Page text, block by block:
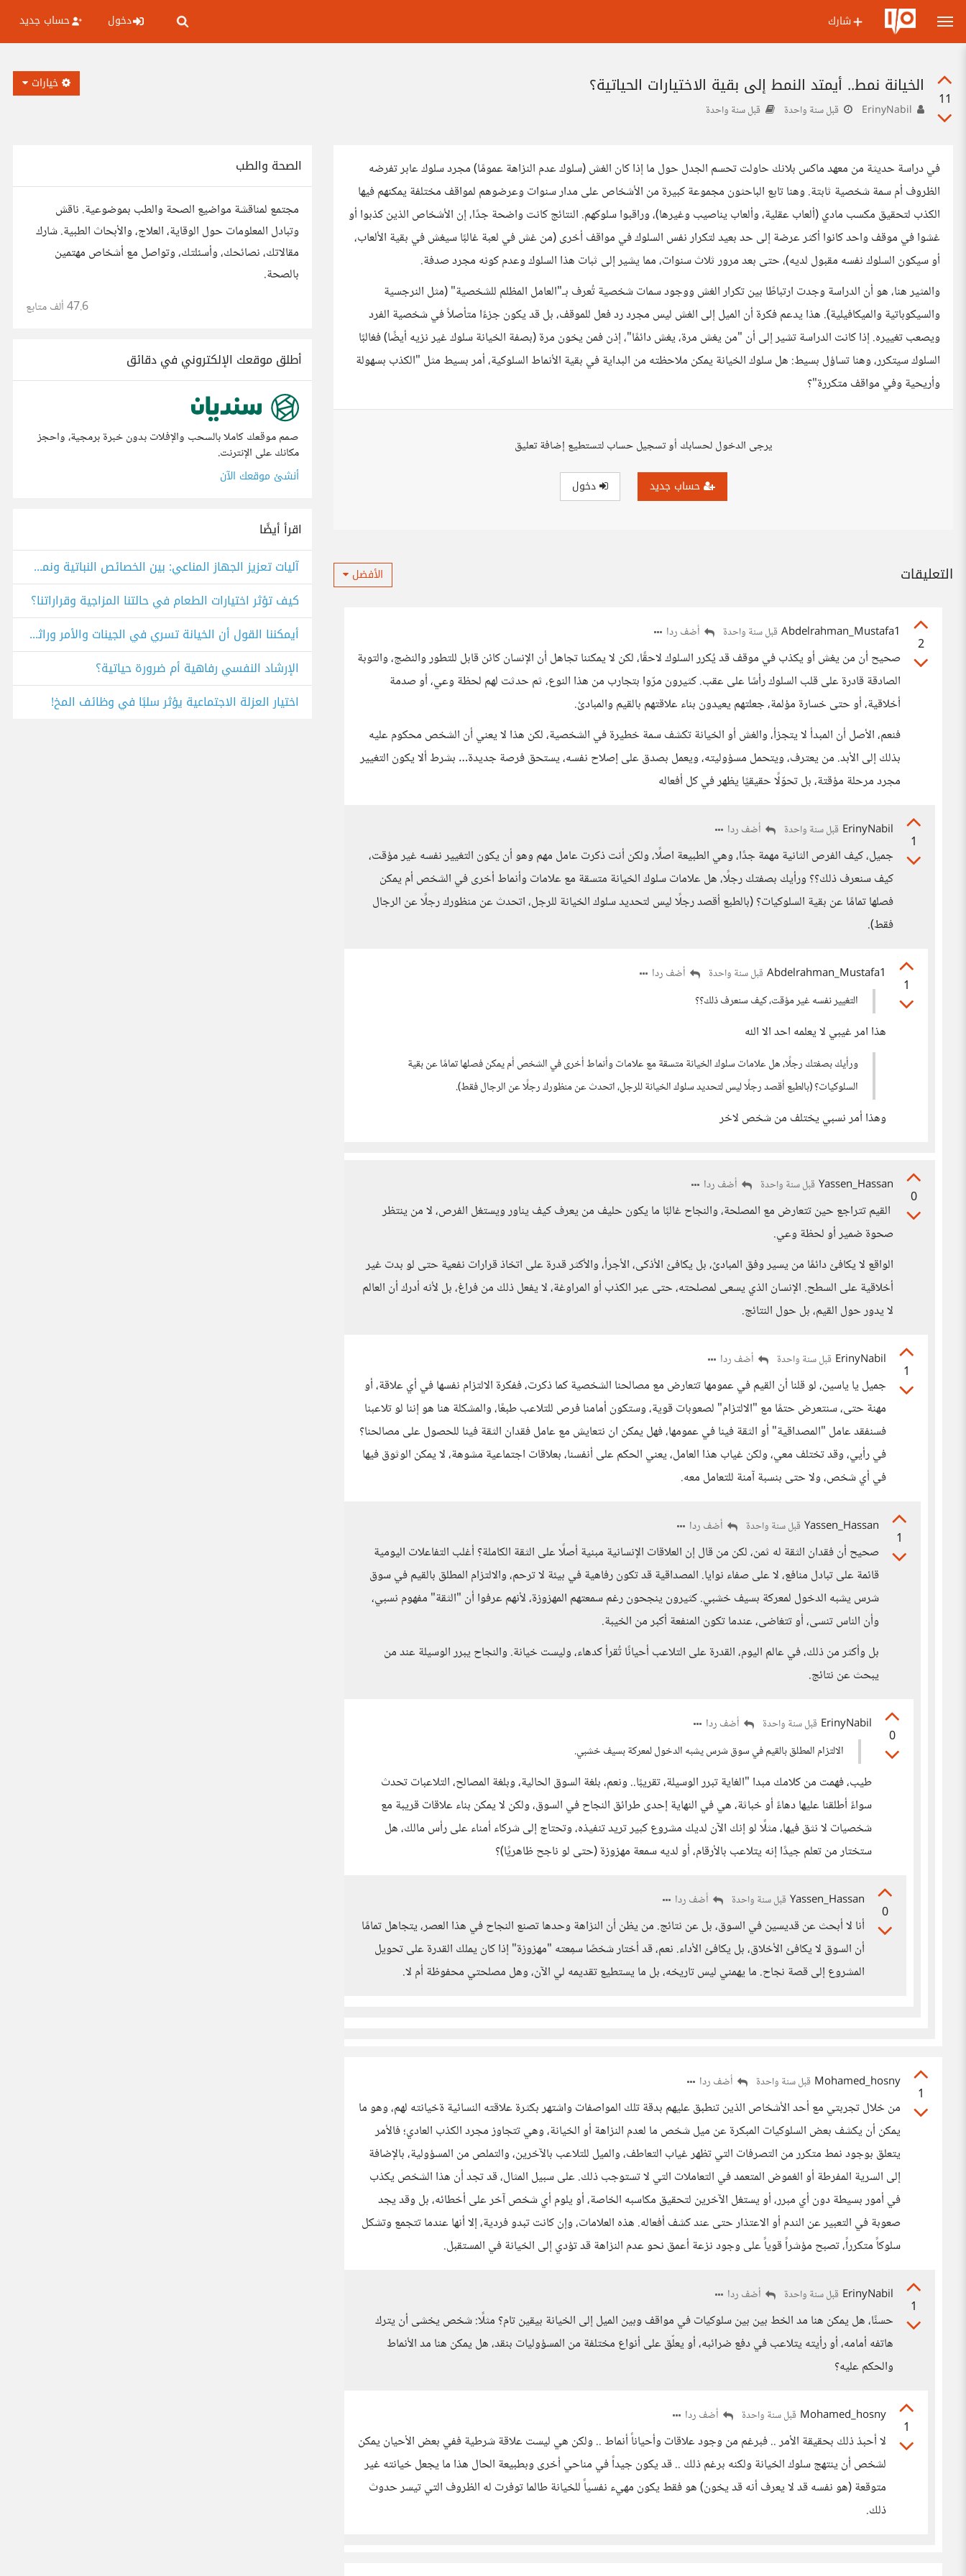
شارك دخول حساب جديد
11
الخيانة نمط.. أيمتد النمط إلى بقية الاختيارات الحياتية؟
قبل سنة واحدة قبل سنة واحدة
خيارات
في دراسة حديثة من معهد ماكس بلانك حاولت تحسم الجدل حول ما إذا كان الغش (سلوك عدم النزاهة عمومًا) مجرد سلوك عابر تفرضه
الظروف أم سمة شخصية ثابتة. وهنا تابع الباحثون مجموعة كبيرة من الأشخاص على مدار سنوات وعرضوهم لمواقف مختلفة يمكنهم فيها
الكذب لتحقيق مكسب مادي (ألعاب عقلية، وألعاب يناصيب وغيرها)، وراقبوا سلوكهم. النتائج كانت واضحة جدًا، إن الأشخاص الذين كذبوا أو
غشوا في موقف واحد كانوا أكثر عرضة إلى حد بعيد لتكرار نفس السلوك في مواقف أخرى (من غش في لعبة غالبًا سيغش في بقية الألعاب،
أو سيكون السلوك نفسه مقبول لديه)، حتى بعد مرور ثلاث سنوات، مما يشير إلى ثبات هذا السلوك وعدم كونه مجرد صدفة.
والمثير هنا، هو أن الدراسة وجدت ارتباطًا بين تكرار الغش ووجود سمات شخصية تُعرف بـ"العامل المظلم للشخصية" (مثل النرجسية
والسيكوباتية والميكافيلية). هذا يدعم فكرة أن الميل إلى الغش ليس مجرد رد فعل للموقف، بل قد يكون جزءًا متأصلاً في شخصية الفرد
ويصعب تغييره. إذا كانت الدراسة تشير إلى أن "من يغش مرة، يغش دائمًا"، إذن فمن يخون مرة (بصفة الخيانة سلوك غير نزيه أيضًا) فغالبًا
السلوك سيتكرر، وهنا تساؤل بسيط: هل سلوك الخيانة يمكن ملاحظته من البداية في بقية الأنماط السلوكية، أمر بسيط مثل "الكذب بسهولة
وأريحية وفي مواقف متكررة"؟
يرجى الدخول لحسابك أو تسجيل حساب لتستطيع إضافة تعليق
حساب جديد دخول
التعليقات الأفضل
2
Abdelrahman_Mustafa1 قبل سنة واحدة أضف ردا
صحيح أن من يغش أو يكذب في موقف قد يُكرر السلوك لاحقًا، لكن لا يمكننا تجاهل أن الإنسان كائن قابل للتطور والنضج، والتوبة
الصادقة قادرة على قلب السلوك رأسًا على عقب. كثيرون مرّوا بتجارب من هذا النوع، ثم حدثت لهم لحظة وعي، أو صدمة
أخلاقية، أو حتى خسارة مؤلمة، جعلتهم يعيدون بناء علاقتهم بالقيم والمبادئ.
فنعم، الأصل أن المبدأ لا يتجزأ، والغش أو الخيانة تكشف سمة خطيرة في الشخصية، لكن هذا لا يعني أن الشخص محكوم عليه
بذلك إلى الأبد. من يعترف، ويتحمل مسؤوليته، ويعمل بصدق على إصلاح نفسه، يستحق فرصة جديدة… بشرط ألا يكون التغيير
مجرد مرحلة مؤقتة، بل تحوّلًا حقيقيًا يظهر في كل أفعاله
1
ErinyNabil قبل سنة واحدة أضف ردا
جميل، كيف الفرص الثانية مهمة جدًا، وهي الطبيعة اصلًا، ولكن أنت ذكرت عامل مهم وهو أن يكون التغيير نفسه غير مؤقت،
كيف سنعرف ذلك؟؟ ورأيك بصفتك رجلًا، هل علامات سلوك الخيانة متسقة مع علامات وأنماط أخرى في الشخص أم يمكن
فصلها تمامًا عن بقية السلوكيات؟ (بالطبع أقصد رجلًا ليس لتحديد سلوك الخيانة للرجل، اتحدث عن منظورك رجلًا عن الرجال
فقط).
1
Abdelrahman_Mustafa1 قبل سنة واحدة
أضف ردا
التغيير نفسه غير مؤقت، كيف سنعرف ذلك؟؟
هذا امر غيبي لا يعلمه احد الا الله
ورأيك بصفتك رجلًا، هل علامات سلوك الخيانة متسقة مع علامات وأنماط أخرى في الشخص أم يمكن فصلها تمامًا عن بقية
السلوكيات؟ (بالطبع أقصد رجلًا ليس لتحديد سلوك الخيانة للرجل، اتحدث عن منظورك رجلًا عن الرجال فقط).
وهذا أمر نسبي يختلف من شخص لاخر
0
Yassen_Hassan قبل سنة واحدة أضف ردا
القيم تتراجع حين تتعارض مع المصلحة، والنجاح غالبًا ما يكون حليف من يعرف كيف يناور ويستغل الفرص، لا من ينتظر
صحوة ضمير أو لحظة وعي.
الواقع لا يكافئ دائمًا من يسير وفق المبادئ، بل يكافئ الأذكى، الأجرأ، والأكثر قدرة على اتخاذ قرارات نفعية حتى لو بدت غير
أخلاقية على السطح. الإنسان الذي يسعى لمصلحته، حتى عبر الكذب أو المراوغة، لا يفعل ذلك من فراغ، بل لأنه أدرك أن العالم
لا يدور حول القيم، بل حول النتائج.
1
ErinyNabil قبل سنة واحدة أضف ردا
جميل يا ياسين، لو قلنا أن القيم في عمومها تتعارض مع مصالحنا الشخصية كما ذكرت، ففكرة الالتزام نفسها في أي علاقة، أو
مهنة حتى، سنتعرض حتمًا مع "الالتزام" لصعوبات قوية، وستكون أمامنا فرص للتلاعب طبعًا، والمشكلة هنا هو إننا لو تلاعبنا
فسنفقد عامل "المصداقية" أو الثقة فينا في عمومها، فهل يمكن ان نتعايش مع عامل فقدان الثقة فينا للحصول على مصالحنا؟
في رأيي، وقد تختلف معي، ولكن غياب هذا العامل، يعني الحكم على أنفسنا، بعلاقات اجتماعية مشوهة، لا يمكن الوثوق فيها
في أي شخص، ولا حتى بنسبة آمنة للتعامل معه.
1
Yassen_Hassan قبل سنة واحدة أضف ردا
صحيح أن فقدان الثقة له ثمن، لكن من قال إن العلاقات الإنسانية مبنية أصلًا على الثقة الكاملة؟ أغلب التفاعلات اليومية
قائمة على تبادل منافع، لا على صفاء نوايا. المصداقية قد تكون رفاهية في بيئة لا ترحم، والالتزام المطلق بالقيم في سوق
شرس يشبه الدخول لمعركة بسيف خشبي. كثيرون ينجحون رغم سمعتهم المهزوزة، لأنهم عرفوا أن "الثقة" مفهوم نسبي،
وأن الناس تنسى، أو تتغاضى، عندما تكون المنفعة أكبر من الخيبة.
بل وأكثر من ذلك، في عالم اليوم، القدرة على التلاعب أحيانًا تُقرأ كدهاء، وليست خيانة. والنجاح يبرر الوسيلة عند من
يبحث عن نتائج.
0
ErinyNabil قبل سنة واحدة
أضف ردا
الالتزام المطلق بالقيم في سوق شرس يشبه الدخول لمعركة بسيف خشبي.
طيب، فهمت من كلامك مبدا "الغاية تبرر الوسيلة، تقريبًا.. ونعم، بلغة السوق الحالية، وبلغة المصالح، التلاعبات تحدث
سواءً أطلقنا عليها دهاءً أو خباثة، هي في النهاية إحدى طرائق النجاح في السوق، ولكن لا يمكن بناء علاقات قريبة مع
شخصيات لا نثق فيها، مثلًا لو إنك الآن لديك مشروع كبير تريد تنفيذه، وتحتاج إلى شركاء أمناء على رأس مالك، هل
ستختار من تعلم جيدًا إنه يتلاعب بالأرقام، أو لديه سمعة مهزوزة (حتى لو ناجح ظاهريًا)؟
0
Yassen_Hassan قبل سنة واحدة أضف ردا
أنا لا أبحث عن قديسين في السوق، بل عن نتائج. من يظن أن النزاهة وحدها تصنع النجاح في هذا العصر، يتجاهل تمامًا
أن السوق لا يكافئ الأخلاق، بل يكافئ الأداء. نعم، قد أختار شخصًا سمِعته "مهزوزة" إذا كان يملك القدرة على تحويل
المشروع إلى قصة نجاح. ما يهمني ليس تاريخه، بل ما يستطيع تقديمه لي الآن، وهل مصلحتي محفوظة أم لا.
1
Mohamed_hosny قبل سنة واحدة أضف ردا
من خلال تجربتي مع أحد الأشخاص الذين تنطبق عليهم بدقة تلك المواصفات واشتهر بكثرة علاقته النسائية ةخيانته لهم، وهو ما
يمكن أن يكشف بعض السلوكيات المبكرة عن ميل شخص ما لعدم النزاهة أو الخيانة، وهي تتجاوز مجرد الكذب العادي؛ فالأمر
يتعلق بوجود نمط متكرر من التصرفات التي تظهر غياب التعاطف، والميل للتلاعب بالآخرين، والتملص من المسؤولية، بالإضافة
إلى السرية المفرطة أو الغموض المتعمد في التعاملات التي لا تستوجب ذلك. على سبيل المثال، قد تجد أن هذا الشخص يكذب
في أمور بسيطة دون أي مبرر، أو يستغل الآخرين لتحقيق مكاسبه الخاصة، أو يلوم أي شخص آخر على أخطائه، بل وقد يجد
صعوبة في التعبير عن الندم أو الاعتذار حتى عند كشف أفعاله. هذه العلامات، وإن كانت تبدو فردية، إلا أنها عندما تتجمع وتشكل
سلوكاً متكرراً، تصبح مؤشراً قوياً على وجود نزعة أعمق نحو عدم النزاهة قد تؤدي إلى الخيانة في المستقبل.
1
ErinyNabil قبل سنة واحدة أضف ردا
حسنًا، هل يمكن هنا مد الخط بين بين سلوكيات في مواقف وبين الميل إلى الخيانة بيقين تام؟ مثلًا: شخص يخشى أن يترك
هاتفه أمامه، أو رأيته يتلاعب في دفع ضرائبه، أو يعلّق على أنواع مختلفة من المسؤوليات بنقد، هل يمكن هنا مد الأنماط
والحكم عليه؟
1
Mohamed_hosny قبل سنة واحدة أضف ردا
لا أحبذ ذلك بحقيقة الأمر .. فبرغم من وجود علاقات وأحياناً أنماط .. ولكن هي ليست علاقة شرطية ففي بعض الأحيان يمكن
لشخص أن ينتهج سلوك الخيانة ولكنه برغم ذلك .. قد يكون جيداً في مناحي أخرى وبطبيعة الحال هذا ما يجعل خيانته غير
متوقعة (هو نفسه قد لا يعرف أنه قد يخون) هو فقط يكون مهيء نفسياً للخيانة طالما توفرت له الظروف التي تيسر حدوث
ذلك.
الصحة والطب
مجتمع لمناقشة مواضيع الصحة والطب بموضوعية. ناقش
وتبادل المعلومات حول الوقاية، العلاج، والأبحاث الطبية. شارك
مقالاتك، نصائحك، وأسئلتك، وتواصل مع أشخاص مهتمين
بالصحة.
47.6 ألف متابع
أطلق موقعك الإلكتروني في دقائق
صمم موقعك كاملا بالسحب والإفلات بدون خبرة برمجية، واحجز
مكانك على الإنترنت.
أنشئ موقعك الآن
اقرأ أيضًا
آليات تعزيز الجهاز المناعي: بين الخصائص النباتية ونمط الحياة المتكامل
كيف تؤثر اختيارات الطعام في حالتنا المزاجية وقراراتنا؟
أيمكننا القول أن الخيانة تسري في الجينات والأمر وراثي؟
الإرشاد النفسي رفاهية أم ضرورة حياتية؟
اختيار العزلة الاجتماعية يؤثر سلبًا في وظائف المخ!